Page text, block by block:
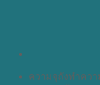
ความจุถังทำควา